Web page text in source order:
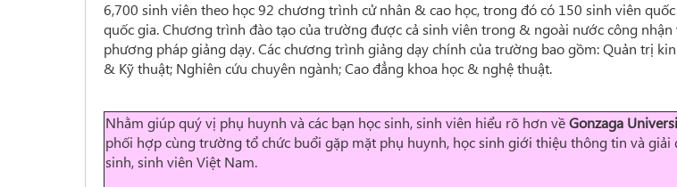
6,700 sinh viên theo học 92 chương trình cử nhân & cao học, trong đó có 150 sinh viên
quốc gia. Chương trình đào tạo của trường được cả sinh viên trong & ngoài nước công nhận
phương pháp giảng dạy. Các chương trình giảng dạy chính của trường bao gồm: Quản trị
& Kỹ thuật; Nghiên cứu chuyên ngành; Cao đẳng khoa học & nghệ thuật.
Nhằm giúp quý vị phụ huynh và các bạn học sinh, sinh viên hiểu rõ hơn vềGonzaga
phối hợp cùng trường tổ chức buổi gặp mặt phụ huynh, học sinh giới thiệu thông tin và giải
sinh, sinh viên Việt Nam.